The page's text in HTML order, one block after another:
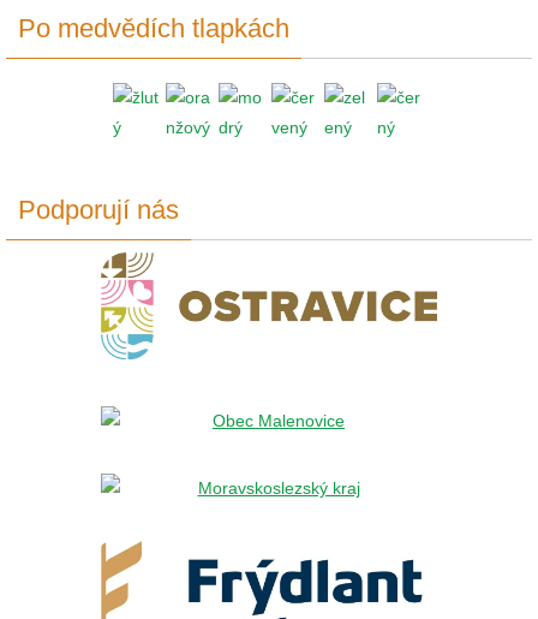
Po medvědích tlapkách
Podporují nás